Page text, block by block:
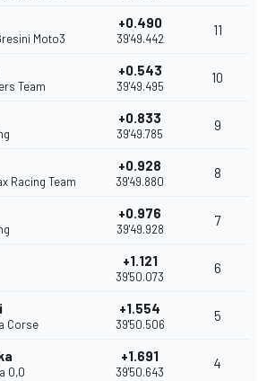
Moto3
+0.490
39'49.442
11
Team
+0.543
39'49.495
10
+0.833
39'49.785
9
Racing Team
+0.928
39'49.880
8
+0.976
39'49.928
7
+1.121
39'50.073
6
Corse
+1.554
39'50.506
5
0,0
+1.691
39'50.643
4